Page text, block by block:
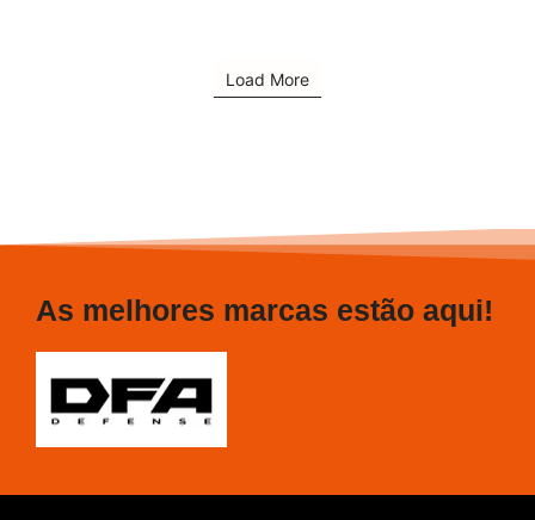
Load More
As melhores marcas estão aqui!